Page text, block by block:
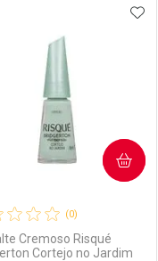
Menos
AOS FAVORITOS
(0)
Cremoso Risqué
Cortejo no Jardim
COMPRAR